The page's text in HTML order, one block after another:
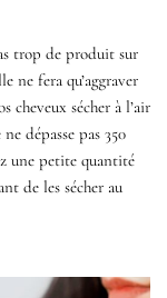
trop de produit sur
ne fera qu’aggraver
cheveux sécher à l’air
dépasse pas 350
une petite quantité
de les sécher au